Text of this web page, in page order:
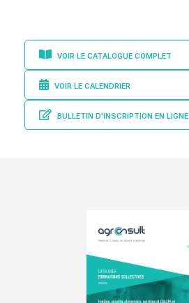
VOIR LE CATALOGUE COMPLET
VOIR LE CALENDRIER
BULLETIN D'INSCRIPTION EN LIGNE